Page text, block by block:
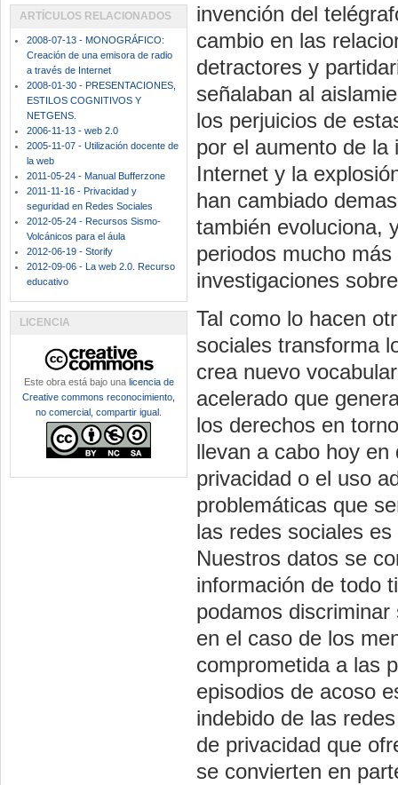
invención del
cambio en las
detractores y
señalaban al
los perjuicios de
por el aumento de la
Internet y la
han cambiado
también evoluciona,
periodos mucho
investigaciones
Tal como lo hacen
sociales transforma
crea nuevo
acelerado que
los derechos en
llevan a cabo hoy
privacidad o el uso
problemáticas que
las redes sociales
Nuestros datos se
información de todo
podamos
en el caso de los
comprometida a las
episodios de acoso
indebido de las
de privacidad que
se convierten en
ARTÍCULOS RELACIONADOS
2008-07-13 - MONOGRÁFICO:
Creación de una emisora de radio
a través de Internet
2008-01-30 - PRESENTACIONES,
ESTILOS COGNITIVOS Y
NETGENS.
2006-11-13 - web 2.0
2005-11-07 - Utilización docente de
la web
2011-05-24 - Manual Bufferzone
2011-11-16 - Privacidad y
seguridad en Redes Sociales
2012-05-24 - Recursos Sismo-
Volcánicos para el áula
2012-06-19 - Storify
2012-09-06 - La web 2.0. Recurso
educativo
LICENCIA
Este obra está bajo una licencia de
Creative commons reconocimiento,
no comercial, compartir igual